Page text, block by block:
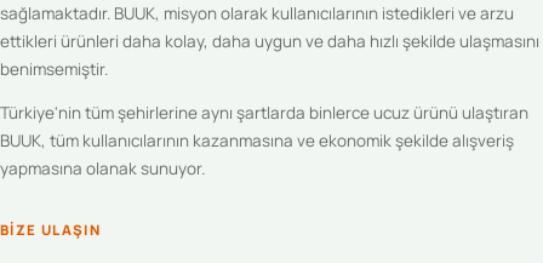
sağlamaktadır. BUUK, misyon olarak kullanıcılarının istedikleri ve arzu
ettikleri ürünleri daha kolay, daha uygun ve daha hızlı şekilde ulaşmasını
benimsemiştir.
Türkiye'nin tüm şehirlerine aynı şartlarda binlerce ucuz ürünü ulaştıran
BUUK, tüm kullanıcılarının kazanmasına ve ekonomik şekilde alışveriş
yapmasına olanak sunuyor.
BIZE ULAŞIN